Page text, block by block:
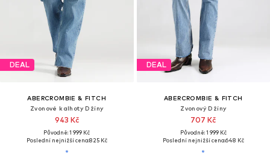
DEAL
ABERCROMBIE & FITCH
Zvonové kalhoty Džíny
943 Kč
Původně: 1 999 Kč
Poslední nejnižší cena:825 Kč
DEAL
ABERCROMBIE & FITCH
Zvonový Džíny
707 Kč
Původně: 1 999 Kč
Poslední nejnižší cena:648 Kč